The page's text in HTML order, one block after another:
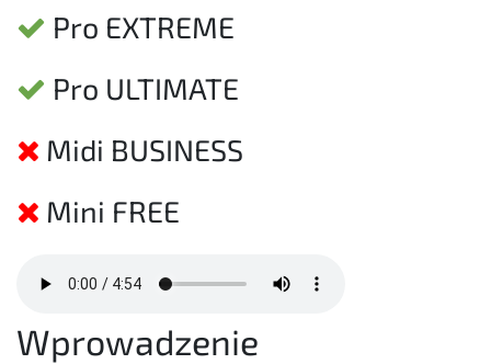
Pro EXTREME
Pro ULTIMATE
Midi BUSINESS
Mini FREE
Wprowadzenie